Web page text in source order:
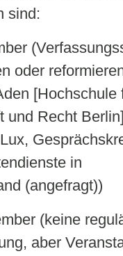
sind:
oder
[Hochschule
und Recht
in
(angefragt))
(keine
aber